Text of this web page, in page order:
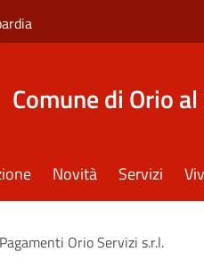
Comune di Orio
Novità Servizi
Pagamenti Orio Servizi s.r.l.